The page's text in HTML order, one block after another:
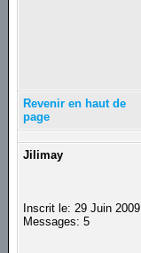
Revenir en haut de
page
Jilimay
Inscrit le: 29 Juin 2009
Messages: 5